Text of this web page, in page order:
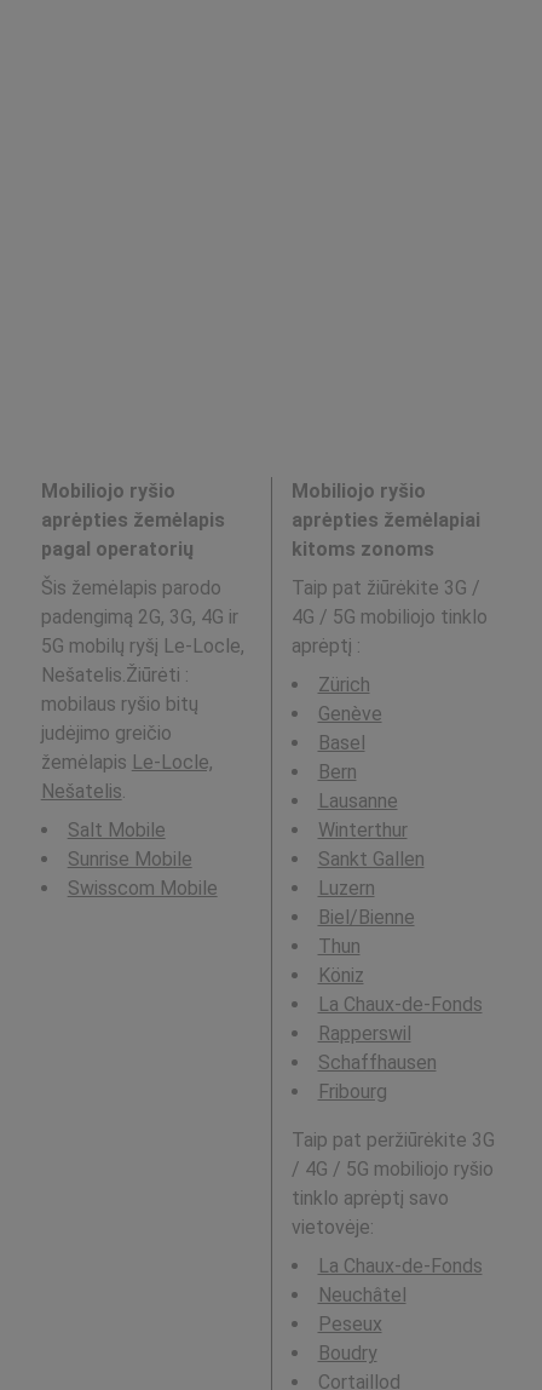
Mobiliojo ryšio
aprėpties žemėlapis
pagal operatorių
Šis žemėlapis parodo
padengimą 2G, 3G, 4G ir
5G mobilų ryšį Le-Locle,
Nešatelis.Žiūrėti :
mobilaus ryšio bitų
judėjimo greičio
žemėlapis Le-Locle,
Nešatelis
Salt Mobile
Sunrise Mobile
Swisscom Mobile
Mobiliojo ryšio
aprėpties žemėlapiai
kitoms zonoms
Taip pat žiūrėkite 3G /
4G / 5G mobiliojo tinklo
aprėptį :
Zürich
Genève
Basel
Bern
Lausanne
Winterthur
Sankt Gallen
Luzern
Biel/Bienne
Thun
Köniz
La Chaux-de-Fonds
Rapperswil
Schaffhausen
Fribourg
Taip pat peržiūrėkite 3G
/ 4G / 5G mobiliojo ryšio
tinklo aprėptį savo
vietovėje:
La Chaux-de-Fonds
Neuchâtel
Peseux
Boudry
Cortaillod